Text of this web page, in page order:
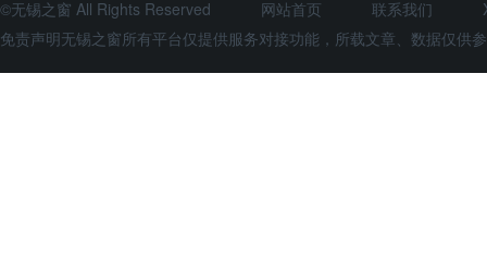
©无锡之窗 All Rights Reserved 网站首页 联系我们
免责声明无锡之窗所有平台仅提供服务对接功能，所载文章、数据仅